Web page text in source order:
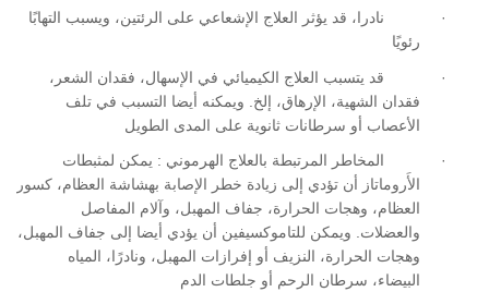
·
نادرا، قد يؤثر العلاج الإشعاعي على الرئتين، ويسبب التهابًا
رئويًا
·
قد يتسبب العلاج الكيميائي في الإسهال، فقدان الشعر،
فقدان الشهية، الإرهاق، إلخ
ويمكنه أيضا التسبب في تلف
الأعصاب أو سرطانات ثانوية على المدى الطويل
· المخاطر المرتبطة بالعلاج الهرموني : يمكن لمثبطات
الأَروماتاز أن تؤدي إلى زيادة خطر الإصابة بهشاشة العظام، كسور
العظام، وهجات الحرارة، جفاف المهبل، وآلام المفاصل
والعضلات. ويمكن للتاموكسيفين أن يؤدي أيضا إلى جفاف المهبل،
وهجات الحرارة، النزيف أو إفرازات المهبل، ونادرًا، المياه
البيضاء، سرطان الرحم أو جلطات الدم